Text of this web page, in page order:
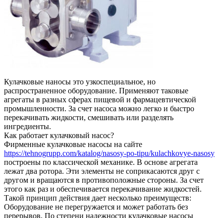
Кулачковые наносы это узкоспециальное, но
распространенное оборудование. Применяют таковые
агрегаты в разных сферах пищевой и фармацевтической
промышленности. За счет насоса можно легко и быстро
перекачивать жидкости, смешивать или разделять
ингредиенты.
Как работает кулачковый насос?
Фирменные кулачковые насосы на сайте
https://tehnogrupp.com/katalog/nasosy-po-tipu/kulachkovye-nasosy
построены по классической механике. В основе агрегата
лежат два ротора. Эти элементы не соприкасаются друг с
другом и вращаются в противоположные стороны. За счет
этого как раз и обеспечивается перекачивание жидкостей.
Такой принцип действия дает несколько преимуществ:
Оборудование не перегружается и может работать без
перерывов. По степени надежности кулачковые насосы